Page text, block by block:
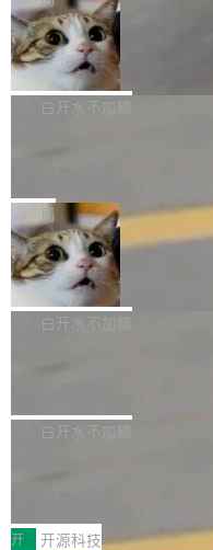
l 迁移或唤醒时，新宿主从
库继续执行。存储库是持久
te 17 Pro、OPPO K15，要
样的次旗舰。 Galaxy Z
Z Flip8三款折叠屏新机均在
部搭载骁龙8 Elite Gen5 for
本控制系统。目前处于
ltaDB 的核心思路直接写在
眼的位置：「Software is
mits」——软件是在 commit
是把这段空隙补上。 回退到
aDB 捕获 commit 之间的每
SpaceXAI 单季资本开支
根据风险投资人Tomer
析）披露的最新分析与第二
微软同期总资本开支的四成
bet、微软以及 Meta 等传统
ceXAI的资金消耗速度尤为引
撑庞大支出的资金来源却呈
貌。数据显示，微软和
白开水不加糖
一个在终端里运行的编程
1.2，驱动这个 agent 的新模
你可以用 curl -fsSL https://
sh | bash 安装一个能在大
代码、验证结果的 AI 终端
个主 agent 循环，外加一组
局
美团开源 LoHoSearch，
准 AI 能力认知
机器出题的前提，是让机器
构建流程可以分为四个环节
白开水不加糖
库，并将作为transport接入
MPComm将作为一种传输引
白开水不加糖
型案例入选名单》，深信服“
开 开源科技